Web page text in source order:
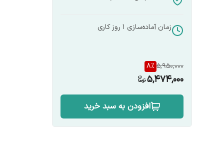
زمان آماده‌سازی 1 روز کاری
5,950,000
8%
5,474,000
افزودن به سبد خرید